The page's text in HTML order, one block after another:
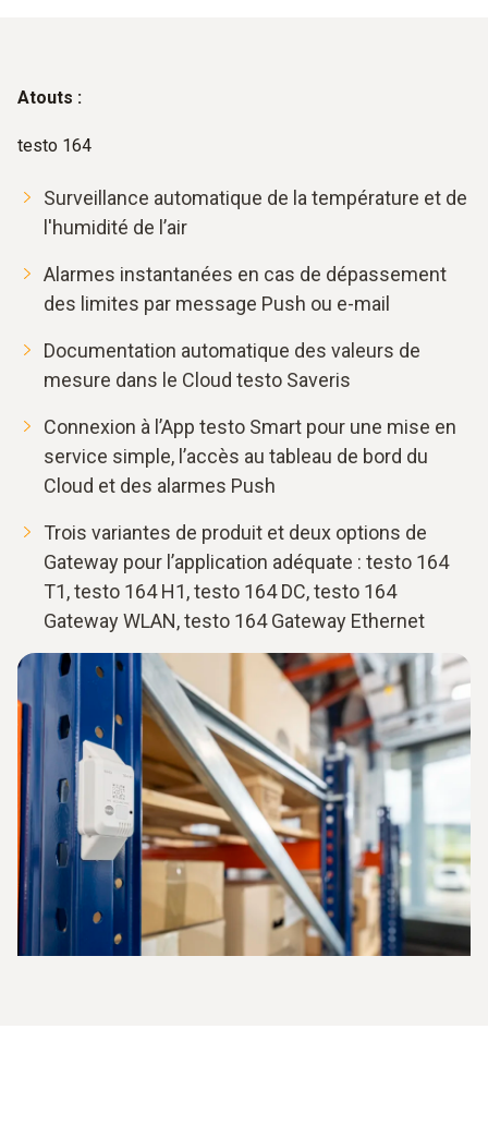
Atouts :
testo 164
Surveillance automatique de la température et de
l'humidité de l’air
Alarmes instantanées en cas de dépassement
des limites par message Push ou e-mail
Documentation automatique des valeurs de
mesure dans le Cloud testo Saveris
Connexion à l’App testo Smart pour une mise en
service simple, l’accès au tableau de bord du
Cloud et des alarmes Push
Trois variantes de produit et deux options de
Gateway pour l’application adéquate : testo 164
T1, testo 164 H1, testo 164 DC, testo 164
Gateway WLAN, testo 164 Gateway Ethernet